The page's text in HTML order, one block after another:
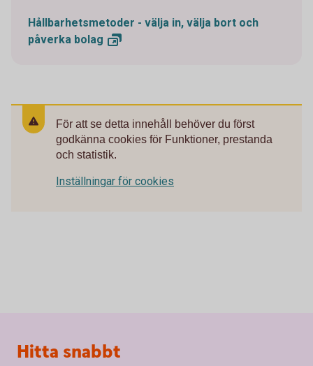
Hållbarhetsmetoder - välja in, välja bort och
påverka bolag
För att se detta innehåll behöver du först
godkänna cookies för Funktioner, prestanda
och statistik.
Inställningar för cookies
Sidfot
Hitta snabbt